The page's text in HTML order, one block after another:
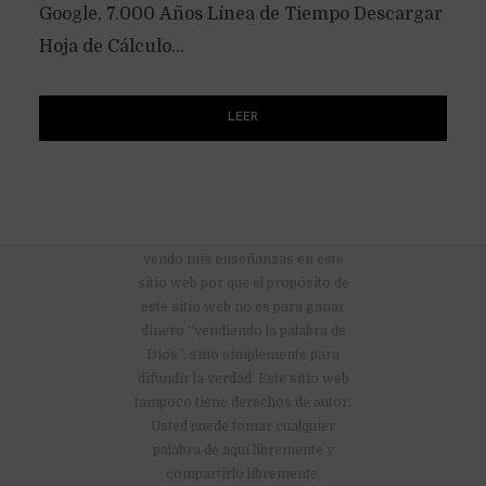
Google, 7.000 Años Línea de Tiempo Descargar
Hoja de Cálculo...
LEER
vendo mis enseñanzas en este
sitio web por que el propósito de
este sitio web no es para ganar
dinero “vendiendo la palabra de
Dios”, sino simplemente para
difundir la verdad. Este sitio web
tampoco tiene derechos de autor.
Usted puede tomar cualquier
palabra de aquí libremente y
compartirlo libremente.